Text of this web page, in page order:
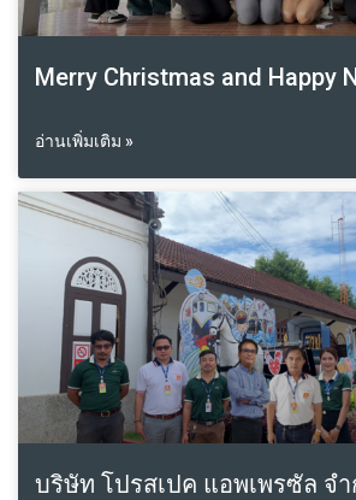
Merry Christmas and Happy
อ่านเพิ่มเติม »
บริษัท โปรสเปค แอพเพรซัล จ